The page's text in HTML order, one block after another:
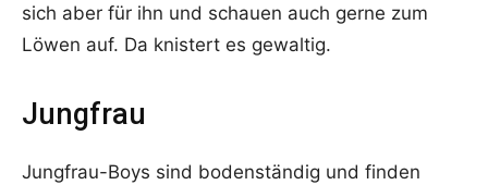
sich aber für ihn und schauen auch gerne zum
Löwen auf. Da knistert es gewaltig.
Jungfrau
Jungfrau-Boys sind bodenständig und finden